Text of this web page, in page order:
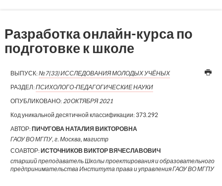
Разработка онлайн-курса по
подготовке к школе
ВЫПУСК:№7(33) ИССЛЕДОВАНИЯ МОЛОДЫХ УЧЁНЫХ
РАЗДЕЛ:ПСИХОЛОГО-ПЕДАГОГИЧЕСКИЕ НАУКИ
ОПУБЛИКОВАНО: 20 ОКТЯБРЯ 2021
Код уникальной десятичной классификации: 373.292
АВТОР:ПИЧУГОВА НАТАЛИЯ ВИКТОРОВНА
ГАОУ ВО МГПУ, г. Москва, магистр
СОАВТОР:ИСТОЧНИКОВ ВИКТОР ВЯЧЕСЛАВОВИЧ
старший преподаватель Школы проектирования и образовательного
предпринимательства Института права и управления ГАОУ ВО МГПУ